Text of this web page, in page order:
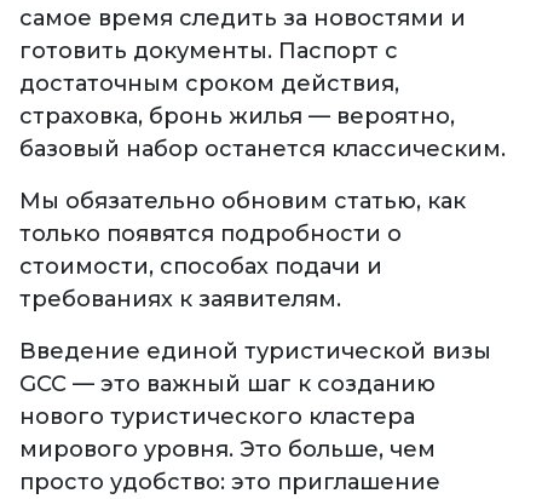
самое время следить за новостями и
готовить документы. Паспорт с
достаточным сроком действия,
страховка, бронь жилья — вероятно,
базовый набор останется классическим.
Мы обязательно обновим статью, как
только появятся подробности о
стоимости, способах подачи и
требованиях к заявителям.
Введение единой туристической визы
GCC — это важный шаг к созданию
нового туристического кластера
мирового уровня. Это больше, чем
просто удобство: это приглашение